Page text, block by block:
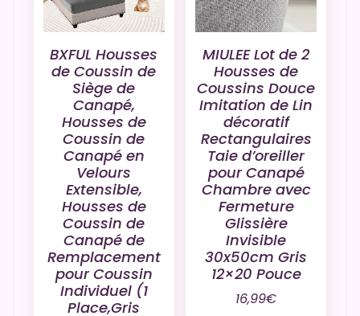
BXFUL Housses
de Coussin de
Siège de
Canapé,
Housses de
Coussin de
Canapé en
Velours
Extensible,
Housses de
Coussin de
Canapé de
Remplacement
pour Coussin
Individuel (1
Place,Gris
MIULEE Lot de 2
Housses de
Coussins Douce
Imitation de Lin
décoratif
Rectangulaires
Taie d’oreiller
pour Canapé
Chambre avec
Fermeture
Glissière
Invisible
30x50cm Gris
12×20 Pouce
16,99€